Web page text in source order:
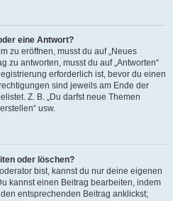
eine Antwort?
zu eröffnen, musst du auf „Neues
zu antworten, musst du auf „Antworten“
erforderlich ist, bevor du einen
sind jeweils am Ende der
Z. B. „Du darfst neue Themen
usw.
oder löschen?
bist, kannst du nur deine eigenen
kannst einen Beitrag bearbeiten, indem
entsprechenden Beitrag anklickst;